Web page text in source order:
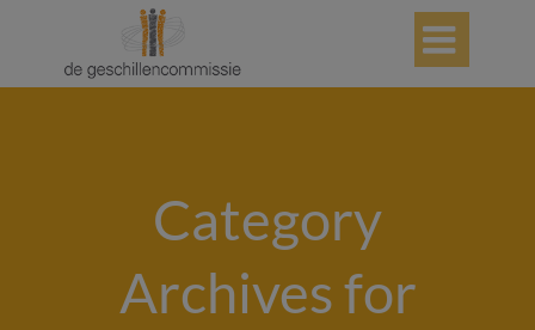

Category
Archives for